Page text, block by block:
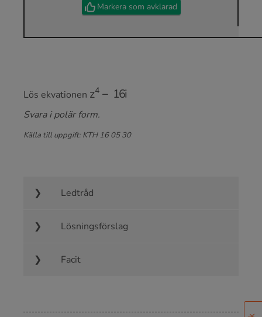
Markera som avklarad
Lös ekvationen
4 16i
Svara i polär form.
Källa till uppgift: KTH 16 05 30
Ledtråd
Lösningsförslag
Facit